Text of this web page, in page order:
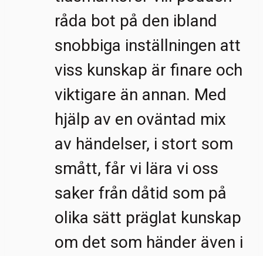
råda bot på den ibland
snobbiga inställningen att
viss kunskap är finare och
viktigare än annan. Med
hjälp av en oväntad mix
av händelser, i stort som
smått, får vi lära vi oss
saker från dåtid som på
olika sätt präglat kunskap
om det som händer även i